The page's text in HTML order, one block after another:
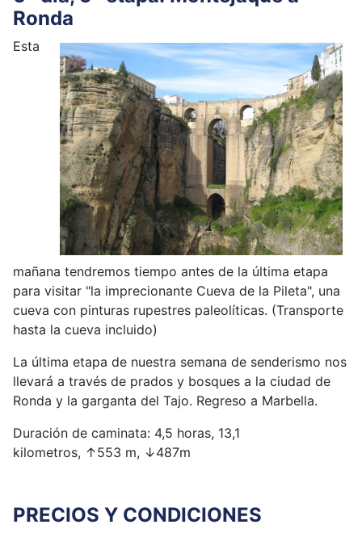
Ronda
Esta
mañana tendremos tiempo antes de la última etapa
para visitar "la imprecionante Cueva de la Pileta", una
cueva con pinturas rupestres paleolíticas. (Transporte
hasta la cueva incluido)
La última etapa de nuestra semana de senderismo nos
llevará a través de prados y bosques a la ciudad de
Ronda y la garganta del Tajo. Regreso a Marbella.
Duración de caminata: 4,5 horas, 13,1
kilometros, ↑553 m, ↓487m
PRECIOS Y CONDICIONES